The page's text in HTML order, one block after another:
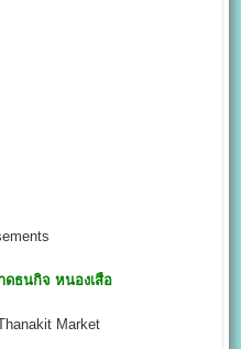
ดธนกิจ หนองเสือ
Market